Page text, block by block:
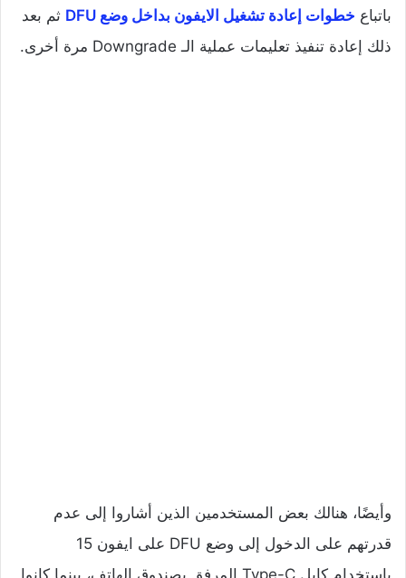
باتباع خطوات إعادة تشغيل الايفون بداخل وضع DFU
ثم بعد
ذلك إعادة تنفيذ تعليمات عملية الـ Downgrade مرة أخرى.
وأيضًا، هنالك بعض المستخدمين الذين أشاروا إلى عدم
قدرتهم على الدخول إلى وضع DFU على ايفون 15
باستخدام كابل Type-C المرفق بصندوق الهاتف، بينما كانوا